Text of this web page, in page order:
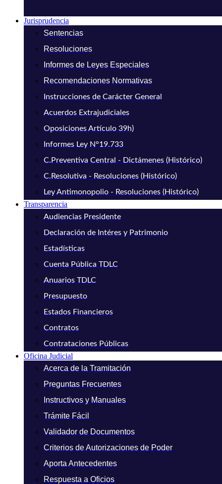
Jurisprudencia
Sentencias
Resoluciones
Informes de Leyes Especiales
Recomendaciones Normativas
Instrucciones de Carácter General
Acuerdos Extrajudiciales
Oposiciones Artículo 39h)
Informes Ley N°19.733
C.Preventiva Central - Dictámenes (Histórico)
C.Resolutiva - Resoluciones (Histórico)
Ley Antimonopolio - Resoluciones (Histórico)
Transparencia
Audiencias Presidente
Declaración de Intéres y Patrimonio
Estadísticas
Cuenta Pública TDLC
Anuarios TDLC
Presupuesto
Estados Financieros
Contratos
Contrataciones Públicas
Oficina Judicial
Acerca de la Tramitación
Preguntas Frecuentes
Instructivos y Manuales
Trámite Fácil
Validador de Documentos
Criterios de Autorizaciones de Poder
Aporta Antecedentes
Respuesta a Oficios